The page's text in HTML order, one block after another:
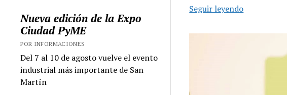
Nueva edición de la Expo
Ciudad PyME
POR INFORMACIONES
Del 7 al 10 de agosto vuelve el evento
industrial más importante de San
Martín
Seguir leyendoExplotó
caldera